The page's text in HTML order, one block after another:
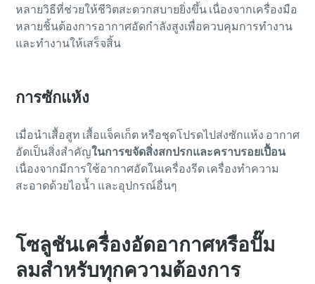
หลายวิธีที่ช่วยให้ชีวิตสะดวกสบายยิ่งขึ้น เนื่องจากเครื่องมือ
หลายชิ้นต้องการอากาศอัดกําลังสูงเพื่อควบคุมการทำงาน
และทำงานให้เสร็จสิ้น
การซักแห้ง
เมื่อนําเสื้อสูท เสื้อแจ็คเก็ต หรือชุดโปรดไปส่งซักแห้ง อากาศ
อัดเป็นสิ่งสําคัญในการขจัดสิ่งสกปรกและคราบรอยเปื้อน
เนื่องจากมีการใช้อากาศอัดในเครื่องรีด เครื่องทำความ
สะอาดด้วยไอน้ำ และอุปกรณ์อื่นๆ
โซลูชันเครื่องอัดอากาศหรือปั๊ม
ลมสําหรับทุกความต้องการ